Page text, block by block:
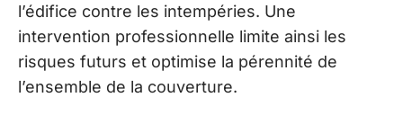
l’édifice contre les intempéries. Une
intervention professionnelle limite ainsi les
risques futurs et optimise la pérennité de
l’ensemble de la couverture.